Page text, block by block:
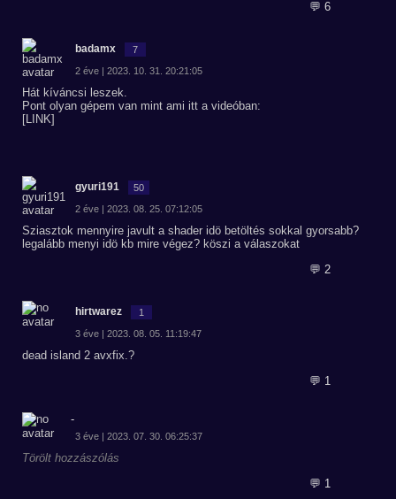
💬 6
badamx 7
2 éve | 2023. 10. 31. 20:21:05
Hát kíváncsi leszek.
Pont olyan gépem van mint ami itt a videóban:
[LINK]
gyuri191 50
2 éve | 2023. 08. 25. 07:12:05
Sziasztok mennyire javult a shader idö betöltés sokkal gyorsabb?
legalább menyi idö kb mire végez? köszi a válaszokat
💬 2
hirtwarez 1
3 éve | 2023. 08. 05. 11:19:47
dead island 2 avxfix.?
💬 1
-
3 éve | 2023. 07. 30. 06:25:37
Törölt hozzászólás
💬 1